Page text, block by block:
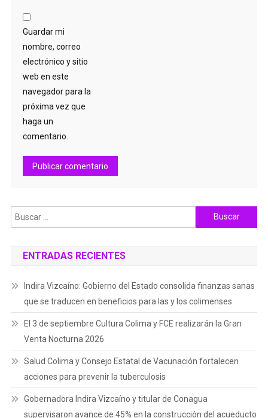
Guardar mi
nombre, correo
electrónico y sitio
web en este
navegador para la
próxima vez que
haga un
comentario.
Buscar:
ENTRADAS RECIENTES
Indira Vizcaíno: Gobierno del Estado consolida finanzas sanas
que se traducen en beneficios para las y los colimenses
El 3 de septiembre Cultura Colima y FCE realizarán la Gran
Venta Nocturna 2026
Salud Colima y Consejo Estatal de Vacunación fortalecen
acciones para prevenir la tuberculosis
Gobernadora Indira Vizcaíno y titular de Conagua
supervisaron avance de 45% en la construcción del acueducto